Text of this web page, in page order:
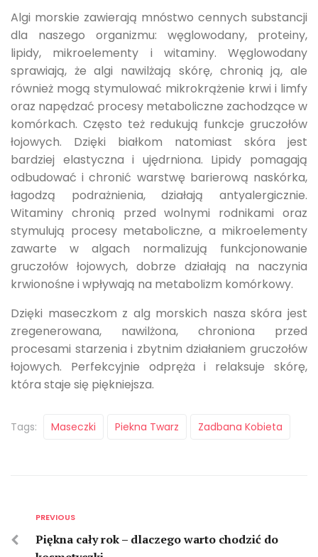
Algi morskie zawierają mnóstwo cennych substancji
dla naszego organizmu: węglowodany, proteiny,
lipidy, mikroelementy i witaminy. Węglowodany
sprawiają, że algi nawilżają skórę, chronią ją, ale
również mogą stymulować mikrokrążenie krwi i limfy
oraz napędzać procesy metaboliczne zachodzące w
komórkach. Często też redukują funkcje gruczołów
łojowych. Dzięki białkom natomiast skóra jest
bardziej elastyczna i ujędrniona. Lipidy pomagają
odbudować i chronić warstwę barierową naskórka,
łagodzą podrażnienia, działają antyalergicznie.
Witaminy chronią przed wolnymi rodnikami oraz
stymulują procesy metaboliczne, a mikroelementy
zawarte w algach normalizują funkcjonowanie
gruczołów łojowych, dobrze działają na naczynia
krwionośne i wpływają na metabolizm komórkowy.
Dzięki maseczkom z alg morskich nasza skóra jest
zregenerowana, nawilżona, chroniona przed
procesami starzenia i zbytnim działaniem gruczołów
łojowych. Perfekcyjnie odpręża i relaksuje skórę,
która staje się piękniejsza.
Tags: Maseczki Piekna Twarz Zadbana Kobieta
PREVIOUS
Piękna cały rok – dlaczego warto chodzić do